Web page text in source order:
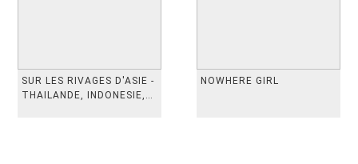
SUR LES RIVAGES D'ASIE -
THAILANDE, INDONESIE,
NOWHERE GIRL